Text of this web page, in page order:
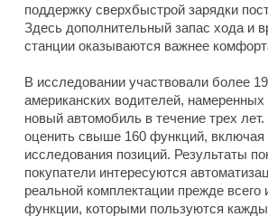
поддержку сверхбыстрой зарядки
Здесь дополнительный запас хода и
станции оказываются важнее
В исследовании участвовали более
американских водителей, намеренных
новый автомобиль в течение трех
оценить свыше 160 функций,
исследования позиций. Результаты
покупатели интересуются
реальной комплектации прежде
функции, которыми пользуются